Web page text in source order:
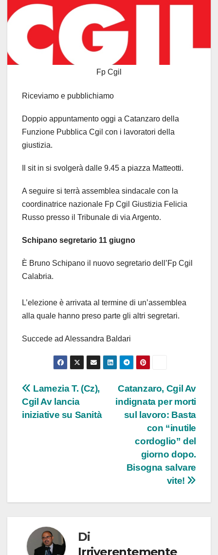
Fp Cgil
Riceviamo e pubblichiamo
Doppio appuntamento oggi a Catanzaro della
Funzione Pubblica Cgil con i lavoratori della
giustizia.
Il sit in si svolgerà dalle 9.45 a piazza Matteotti.
A seguire si terrà assemblea sindacale con la
coordinatrice nazionale Fp Cgil Giustizia Felicia
Russo presso il Tribunale di via Argento.
Schipano segretario 11 giugno
È Bruno Schipano il nuovo segretario dell’Fp Cgil
Calabria.
L’elezione è arrivata al termine di un’assemblea
alla quale hanno preso parte gli altri segretari.
Succede ad Alessandra Baldari
Navigazione
articoli
Catanzaro, Cgil Av
indignata per morti
sul lavoro: Basta
con “inutile
cordoglio” del
giorno dopo.
Bisogna salvare
vite!
Lamezia T. (Cz),
Cgil Av lancia
iniziative su Sanità
Di
Irriverentemente